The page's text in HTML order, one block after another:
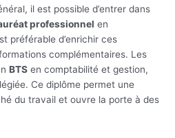
il est possible d’entrer dans
professionnel en
préférable d’enrichir ces
complémentaires. Les
BTS en comptabilité et gestion,
Ce diplôme permet une
du travail et ouvre la porte à des